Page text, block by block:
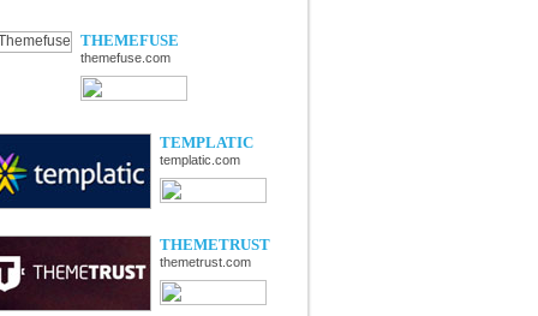
THEMEFUSE
themefuse.com
TEMPLATIC
templatic.com
THEMETRUST
themetrust.com